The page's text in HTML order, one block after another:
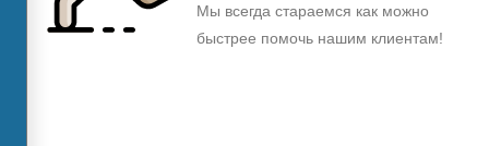
Мы всегда стараемся как можно
быстрее помочь нашим клиентам!